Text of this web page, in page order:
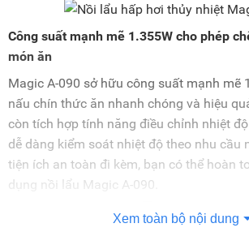
Công suất mạnh mẽ 1.355W cho phép
món ăn
Magic A-090 sở hữu công suất mạnh mẽ
nấu chín thức ăn nhanh chóng và hiệu
còn tích hợp tính năng điều chỉnh nhiệt
dễ dàng kiểm soát nhiệt độ theo nhu cầu
tiện ích an toàn đi kèm, bạn có thể hoàn
dụng nồi lẩu Magic A-090.
Xem toàn bộ nội dung